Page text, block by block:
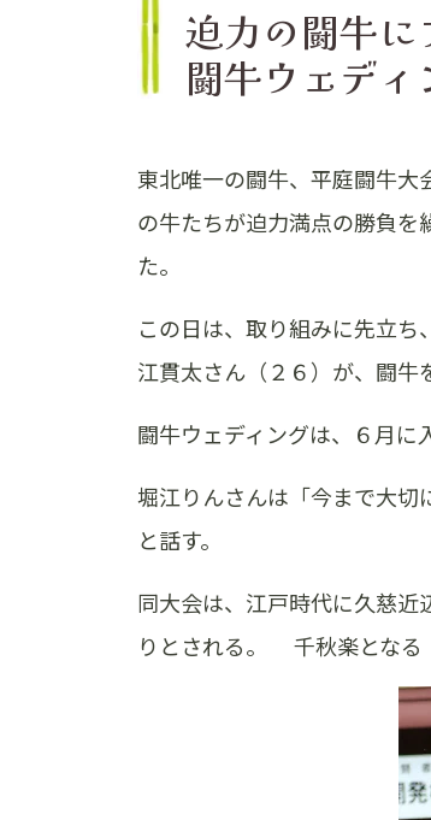
迫力の闘牛
闘牛ウェデ
東北唯一の闘牛、平庭闘牛
の牛たちが迫力満点の勝負
た。
この日は、取り組みに先立
江貫太さん（２６）が、闘牛
闘牛ウェディングは、６月に
堀江りんさんは「今まで大切
と話す。
同大会は、江戸時代に久慈
りとされる。 千秋楽となる